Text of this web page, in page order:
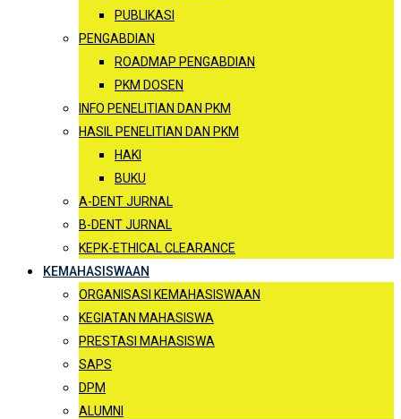
PUBLIKASI
PENGABDIAN
ROADMAP PENGABDIAN
PKM DOSEN
INFO PENELITIAN DAN PKM
HASIL PENELITIAN DAN PKM
HAKI
BUKU
A-DENT JURNAL
B-DENT JURNAL
KEPK-ETHICAL CLEARANCE
KEMAHASISWAAN
ORGANISASI KEMAHASISWAAN
KEGIATAN MAHASISWA
PRESTASI MAHASISWA
SAPS
DPM
ALUMNI